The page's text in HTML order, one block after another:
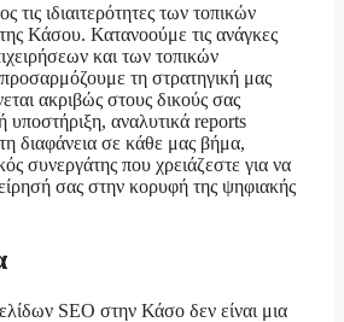
τις ιδιαιτερότητες των τοπικών
Κάσου. Κατανοούμε τις ανάγκες
και των τοπικών
τη στρατηγική μας
ακριβώς στους δικούς σας
αναλυτικά reports
διαφάνεια σε κάθε μας βήμα,
συνεργάτης που χρειάζεστε για να
σας στην κορυφή της ψηφιακής
SEO στην Κάσο δεν είναι μια